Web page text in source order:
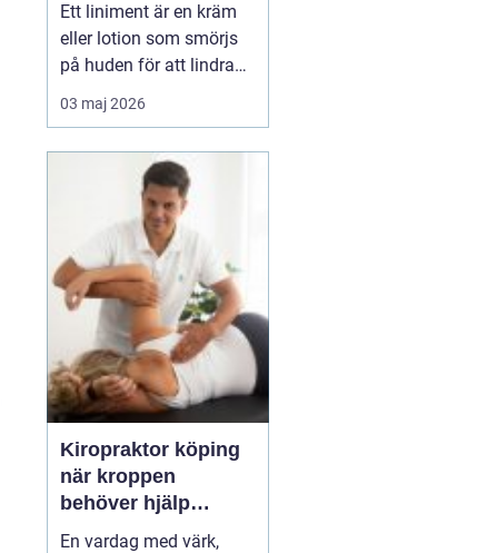
Ett liniment är en kräm
eller lotion som smörjs
på huden för att lindra
muskelvärk, stelhet och
ibland också ledbesvär.
ämnen som stimulerar
blodcirkulationen och
03 maj 2026
Kiropraktor köping
när kroppen
behöver hjälp
tillbaka
En vardag med värk,